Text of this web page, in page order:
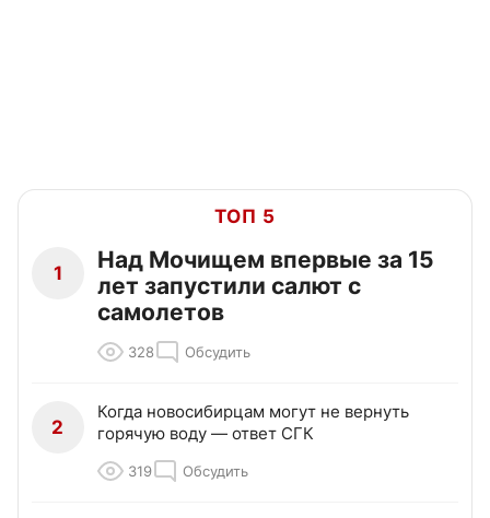
ТОП 5
1
Над Мочищем впервые за 15
лет запустили салют с
самолетов
328 Обсудить
2
Когда новосибирцам могут не вернуть
горячую воду — ответ СГК
319 Обсудить